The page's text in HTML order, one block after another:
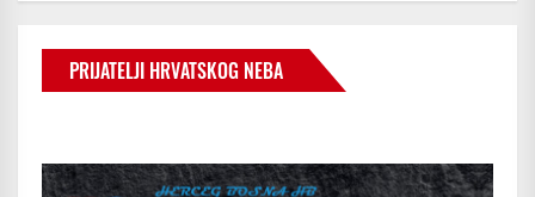
PRIJATELJI HRVATSKOG NEBA